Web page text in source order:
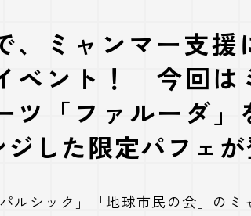
、ミャンマー支援
ベント！ 今回は
ツ「ファルーダ」
した限定パフェ
ルシック」「地球市民の会」のミ